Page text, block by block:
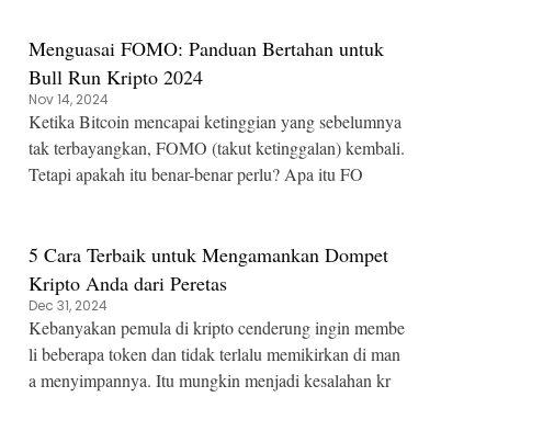
Menguasai FOMO: Panduan Bertahan untuk
Bull Run Kripto 2024
Nov 14, 2024
Ketika Bitcoin mencapai ketinggian yang sebelumnya
tak terbayangkan, FOMO (takut ketinggalan) kembali.
Tetapi apakah itu benar-benar perlu? Apa itu FO
5 Cara Terbaik untuk Mengamankan Dompet
Kripto Anda dari Peretas
Dec 31, 2024
Kebanyakan pemula di kripto cenderung ingin membe
li beberapa token dan tidak terlalu memikirkan di man
a menyimpannya. Itu mungkin menjadi kesalahan kr